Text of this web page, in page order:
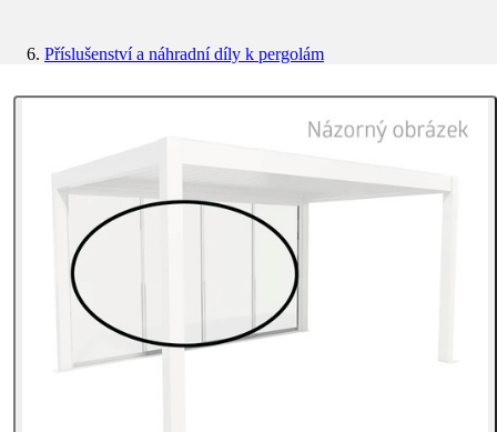
Příslušenství a náhradní díly k pergolám